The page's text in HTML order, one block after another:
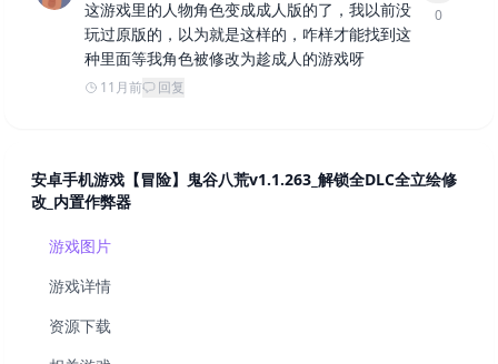
这游戏里的人物角色变成成人版的了，我以前没
玩过原版的，以为就是这样的，咋样才能找到这
种里面等我角色被修改为趁成人的游戏呀
11月前 回复
0
安卓手机游戏【冒险】鬼谷八荒v1.1.263_解锁全DLC全立绘修
改_内置作弊器
游戏图片
游戏详情
资源下载